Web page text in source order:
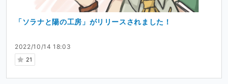
2022/10/14 18:03
21
「ソラナと陽の工房」がリリースされました！